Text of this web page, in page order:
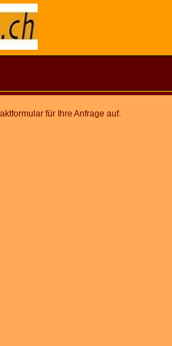
für Ihre Anfrage auf.